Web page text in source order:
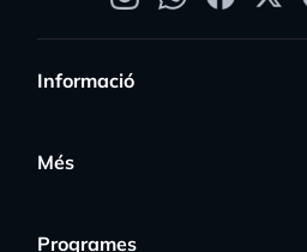
Informació
Més
Programes